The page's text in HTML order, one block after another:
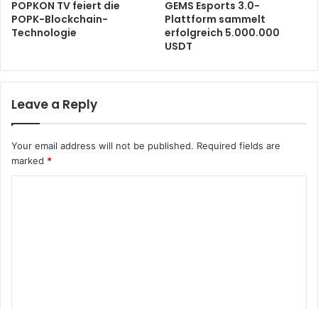
POPKON TV feiert die
POPK-Blockchain-
Technologie
GEMS Esports 3.0-
Plattform sammelt
erfolgreich 5.000.000
USDT
Leave a Reply
Your email address will not be published. Required fields are
marked *